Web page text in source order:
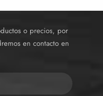
o precios, por
en contacto en